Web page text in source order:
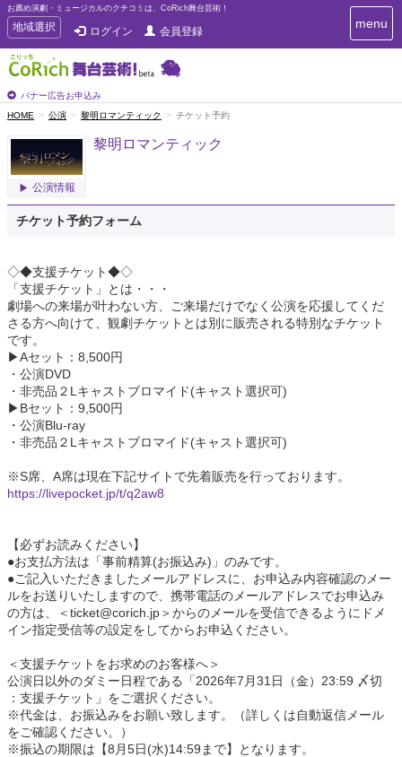
お薦め演劇・ミュージカルのクチコミは、CoRich舞台芸術！
T
o
g
g
e
n
i
g
t
地域選択 ログイン 会員登録
バナー広告お申込み
T
o
g
menu
HOME 公演 黎明ロマンティック チケット予約
公演情報
黎明ロマンティック
チケット予約フォーム
◇◆支援チケット◆◇
「支援チケット」とは・・・
劇場への来場が叶わない方、ご来場だけでなく公演を応援してくだ
さる方へ向けて、観劇チケットとは別に販売される特別なチケット
です。
▶Aセット：8,500円
・公演DVD
・非売品２Lキャストブロマイド(キャスト選択可)
▶Bセット：9,500円
・公演Blu-ray
・非売品２Lキャストブロマイド(キャスト選択可)
※S席、A席は現在下記サイトで先着販売を行っております。
https://livepocket.jp/t/q2aw8
【必ずお読みください】
●お支払方法は「事前精算(お振込み)」のみです。
●ご記入いただきましたメールアドレスに、お申込み内容確認のメー
ルをお送りいたしますので、携帯電話のメールアドレスでお申込み
の方は、＜ticket@corich.jp＞からのメールを受信できるようにドメ
イン指定受信等の設定をしてからお申込ください。
＜支援チケットをお求めのお客様へ＞
公演日以外のダミー日程である「2026年7月31日（金）23:59 〆切
：支援チケット」をご選択ください。
※代金は、お振込みをお願い致します。（詳しくは自動返信メール
をご確認ください。）
※振込の期限は【8月5日(水)14:59まで】となります。